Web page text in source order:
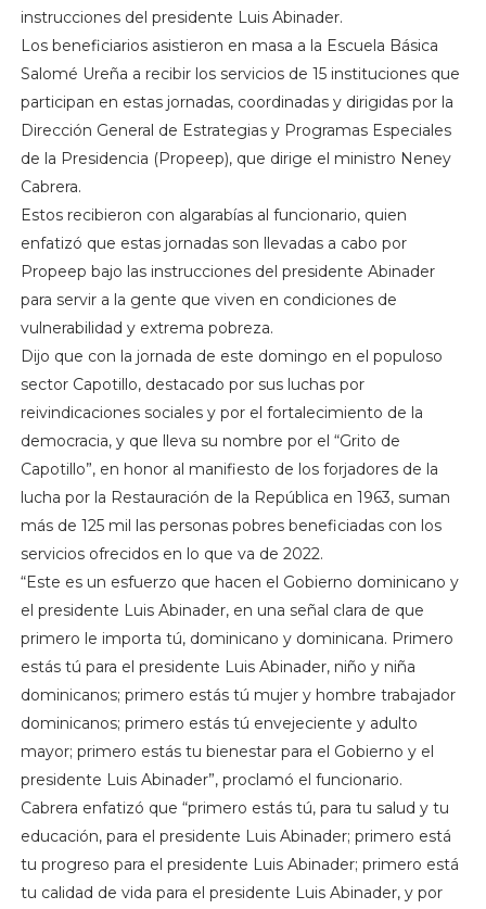
instrucciones del presidente Luis Abinader.
Los beneficiarios asistieron en masa a la Escuela Básica
Salomé Ureña a recibir los servicios de 15 instituciones que
participan en estas jornadas, coordinadas y dirigidas por la
Dirección General de Estrategias y Programas Especiales
de la Presidencia (Propeep), que dirige el ministro Neney
Cabrera.
Estos recibieron con algarabías al funcionario, quien
enfatizó que estas jornadas son llevadas a cabo por
Propeep bajo las instrucciones del presidente Abinader
para servir a la gente que viven en condiciones de
vulnerabilidad y extrema pobreza.
Dijo que con la jornada de este domingo en el populoso
sector Capotillo, destacado por sus luchas por
reivindicaciones sociales y por el fortalecimiento de la
democracia, y que lleva su nombre por el “Grito de
Capotillo”, en honor al manifiesto de los forjadores de la
lucha por la Restauración de la República en 1963, suman
más de 125 mil las personas pobres beneficiadas con los
servicios ofrecidos en lo que va de 2022.
“Este es un esfuerzo que hacen el Gobierno dominicano y
el presidente Luis Abinader, en una señal clara de que
primero le importa tú, dominicano y dominicana. Primero
estás tú para el presidente Luis Abinader, niño y niña
dominicanos; primero estás tú mujer y hombre trabajador
dominicanos; primero estás tú envejeciente y adulto
mayor; primero estás tu bienestar para el Gobierno y el
presidente Luis Abinader”, proclamó el funcionario.
Cabrera enfatizó que “primero estás tú, para tu salud y tu
educación, para el presidente Luis Abinader; primero está
tu progreso para el presidente Luis Abinader; primero está
tu calidad de vida para el presidente Luis Abinader, y por